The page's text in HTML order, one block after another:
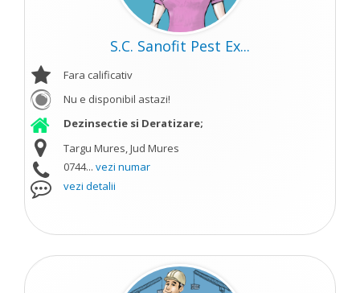
S.C. Sanofit Pest Ex...
Fara calificativ
Nu e disponibil astazi!
Dezinsectie si Deratizare;
Targu Mures, Jud Mures
0744... vezi numar
vezi detalii